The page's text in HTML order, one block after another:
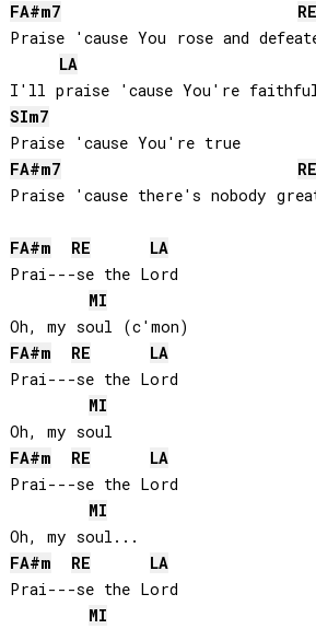
FA#m7 RE
Praise 'cause You rose and
LA
SIm7
Praise 'cause You're true
FA#m7 RE
Praise 'cause there's nobody
FA#m RE
LA
Prai---se the Lord
MI
FA#m RE
LA
Prai---se the Lord
MI
FA#m RE
LA
Prai---se the Lord
MI
FA#m RE
LA
Prai---se the Lord
MI